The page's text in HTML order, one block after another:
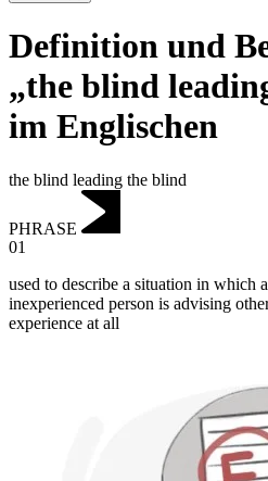
Definition und
„the blind
im Englischen
the blind leading the blind
PHRASE
01
used to describe a situation in which
inexperienced person is advising
experience at all